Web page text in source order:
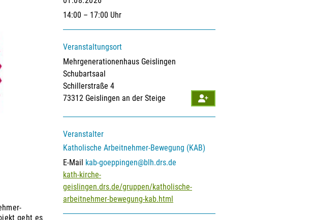
geht es
14:00 – 17:00 Uhr
Veranstaltungsort
Mehrgenerationenhaus Geislingen
Schubartsaal
Schillerstraße 4
73312 Geislingen an der Steige
Veranstalter
Katholische Arbeitnehmer-Bewegung (KAB)
E-Mail kab-goeppingen@blh.drs.de
kath-kirche-
geislingen.drs.de/gruppen/katholische-
arbeitnehmer-bewegung-kab.html